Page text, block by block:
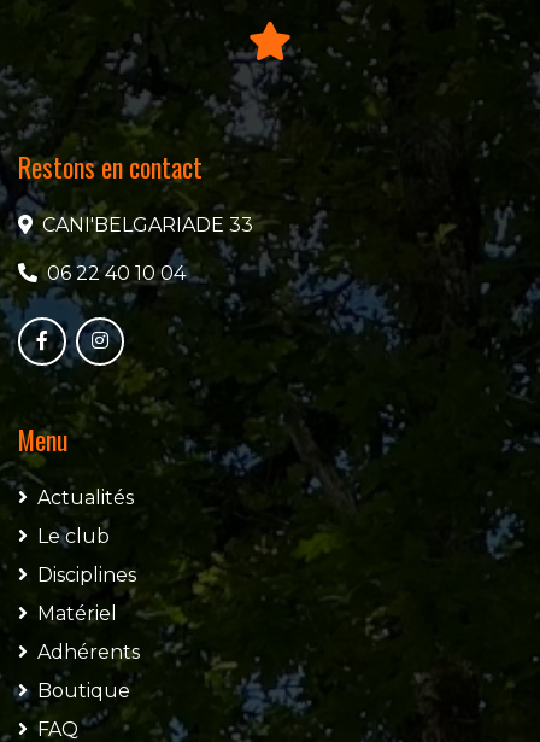
Restons en contact
CANI'BELGARIADE 33
06 22 40 10 04
Menu
Actualités
Le club
Disciplines
Matériel
Adhérents
Boutique
FAQ